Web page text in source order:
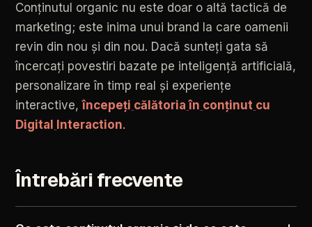
Conținutul organic nu este doar o altă tactică de
marketing; este inima unui brand la care oamenii
revin din nou și din nou. Dacă sunteți gata să
încercați povestiri bazate pe inteligență artificială,
personalizare în timp real și experiențe
interactive, începeți călătoria în conținut cu
Digital
Interaction.
Întrebări frecvente